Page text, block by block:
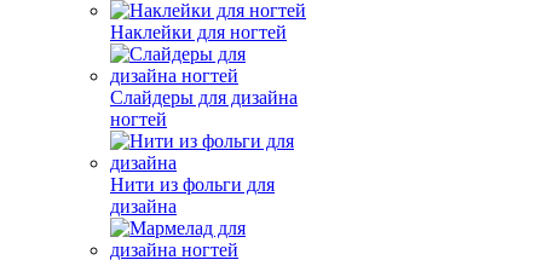
Наклейки для ногтей
Слайдеры для дизайна
ногтей
Нити из фольги для
дизайна